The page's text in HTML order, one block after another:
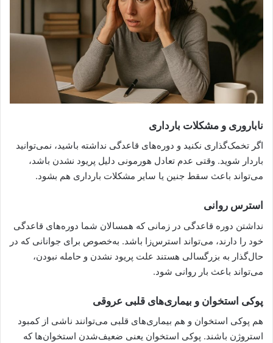
ناباروری و مشکلات بارداری
اگر تخمک‌گذاری نکنید و دوره‌های قاعدگی نداشته باشید، نمی‌توانید
باردار شوید. وقتی عدم تعادل هورمونی دلیل پریود نشدن باشد،
می‌تواند باعث سقط جنین یا سایر مشکلات بارداری هم بشود.
استرس روانی
نداشتن دوره قاعدگی در زمانی که همسالان شما دوره‌های قاعدگی
خود را دارند، می‌تواند استرس‌زا باشد. به‌خصوص برای جوانانی که در
حال‌گذار به بزرگسالی هستند علت پریود نشدن و حامله نبودن،
می‌تواند باعث بار روانی شود.
پوکی استخوان و بیماری‌های قلبی عروقی
هم پوکی استخوان و هم بیماری‌های قلبی می‌توانند ناشی از کمبود
استروژن باشند. پوکی استخوان یعنی ضعیف‌شدن استخوان‌ها که